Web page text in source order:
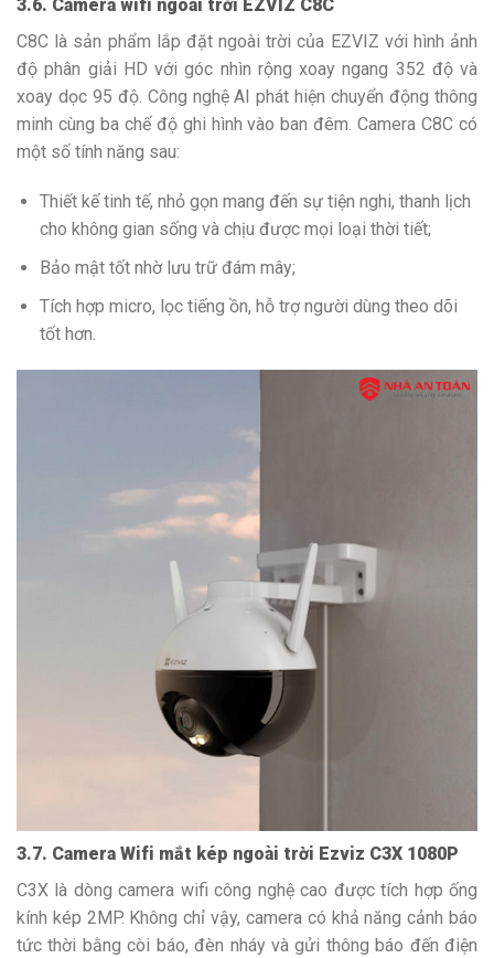
3.6. Camera wifi ngoài trời EZVIZ C8C
C8C là sản phẩm lắp đặt ngoài trời của EZVIZ với hình ảnh
độ phân giải HD với góc nhìn rộng xoay ngang 352 độ và
xoay dọc 95 độ. Công nghệ AI phát hiện chuyển động thông
minh cùng ba chế độ ghi hình vào ban đêm. Camera C8C có
một số tính năng sau:
Thiết kế tinh tế, nhỏ gọn mang đến sự tiện nghi, thanh lịch
cho không gian sống và chịu được mọi loại thời tiết;
Bảo mật tốt nhờ lưu trữ đám mây;
Tích hợp micro, lọc tiếng ồn, hỗ trợ người dùng theo dõi
tốt hơn.
3.7. Camera Wifi mắt kép ngoài trời Ezviz C3X 1080P
C3X là dòng camera wifi công nghệ cao được tích hợp ống
kính kép 2MP. Không chỉ vậy, camera có khả năng cảnh báo
tức thời bằng còi báo, đèn nháy và gửi thông báo đến điện